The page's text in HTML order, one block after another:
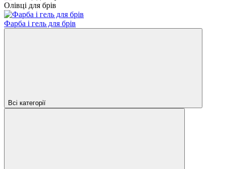
Олівці для брів
Фарба і гель для брів
Всі категорії